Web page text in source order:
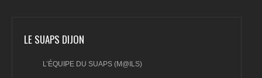
LE SUAPS DIJON
L’ÉQUIPE DU SUAPS (M@ILS)